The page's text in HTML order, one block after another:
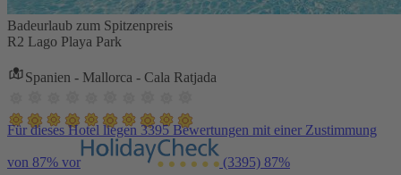
Badeurlaub zum Spitzenpreis
R2 Lago Playa Park
Spanien - Mallorca - Cala Ratjada
Für dieses Hotel liegen 3395 Bewertungen mit einer Zustimmung
von 87% vor (3395) 87%